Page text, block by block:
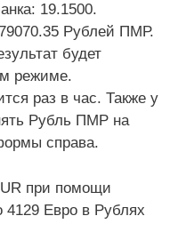
19.1500.
Рублей ПМР.
будет
режиме.
раз в час. Также у
Рубль ПМР на
справа.
при помощи
4129 Евро в Рублях